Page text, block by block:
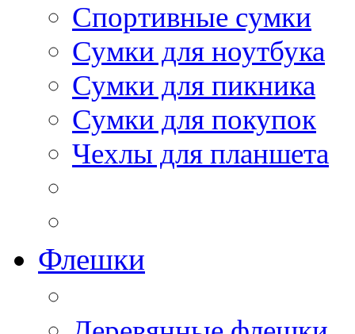
Спортивные сумки
Сумки для ноутбука
Сумки для пикника
Сумки для покупок
Чехлы для планшета
Флешки